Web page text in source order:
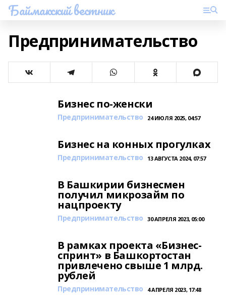
Баймакский вестник
Предпринимательство
Бизнес по-женски
Предпринимательство 24 ИЮЛЯ 2025, 04:57
Бизнес на конных прогулках
Предпринимательство 13 АВГУСТА 2024, 07:57
В Башкирии бизнесмен
получил микрозайм по
нацпроекту
Предпринимательство 30 АПРЕЛЯ 2023, 05:00
В рамках проекта «Бизнес-
спринт» в Башкортостан
привлечено свыше 1 млрд.
рублей
Предпринимательство 4 АПРЕЛЯ 2023, 17:48